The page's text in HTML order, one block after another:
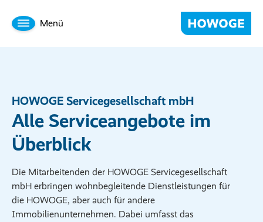
Menü
HOWOGE Servicegesellschaft mbH
Alle Serviceangebote im
Überblick
Die Mitarbeitenden der HOWOGE Servicegesellschaft
mbH erbringen wohnbegleitende Dienstleistungen für
die HOWOGE, aber auch für andere
Immobilienunternehmen. Dabei umfasst das